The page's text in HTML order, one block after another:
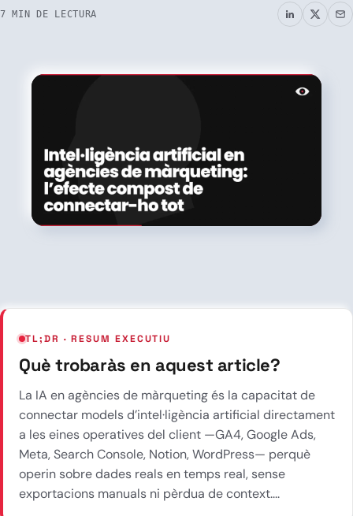
7 MIN DE LECTURA
TL;DR · RESUM EXECUTIU
Què trobaràs en aquest article?
La IA en agències de màrqueting és la capacitat de
connectar models d’intel·ligència artificial directament
a les eines operatives del client —GA4, Google Ads,
Meta, Search Console, Notion, WordPress— perquè
operin sobre dades reals en temps real, sense
exportacions manuals ni pèrdua de context....